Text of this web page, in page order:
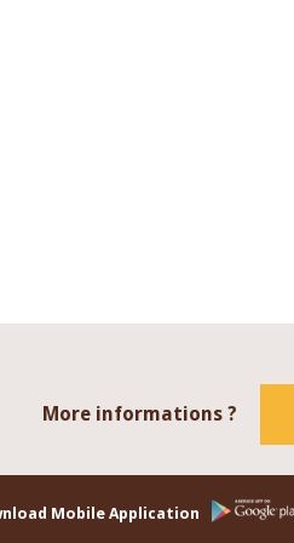
More informations ?
Mobile Application